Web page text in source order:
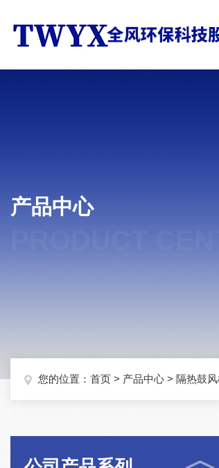
产品中心
您的位置： 首页 > 产品中心 > 隔热鼓